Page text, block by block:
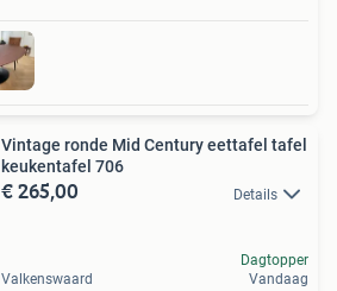
Vintage ronde Mid Century eettafel tafel
keukentafel 706
€ 265,00 Details
Valkenswaard
Dagtopper
Vandaag